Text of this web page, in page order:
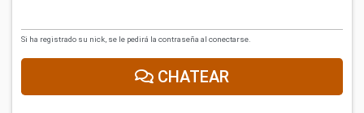
Si ha registrado su nick, se le pedirá la contraseña al conectarse.
CHATEAR